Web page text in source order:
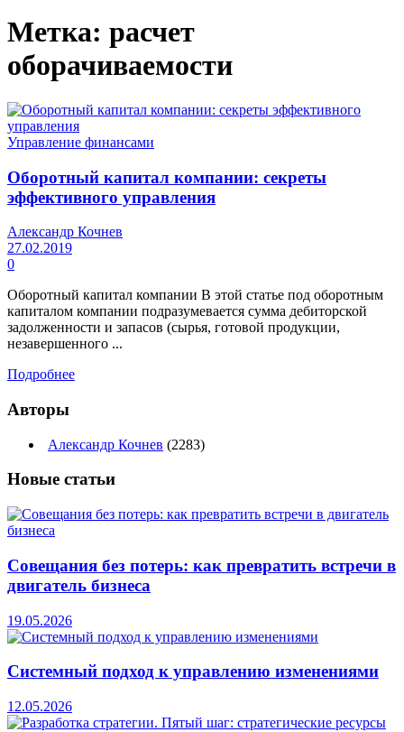
Метка: расчет
оборачиваемости
Управление финансами
Оборотный капитал компании: секреты
эффективного управления
Александр Кочнев
27.02.2019
0
Оборотный капитал компании В этой статье под оборотным
капиталом компании подразумевается сумма дебиторской
задолженности и запасов (сырья, готовой продукции,
незавершенного ...
Подробнее
Авторы
Александр Кочнев (2283)
Новые статьи
Совещания без потерь: как превратить встречи в
двигатель бизнеса
19.05.2026
Системный подход к управлению изменениями
12.05.2026